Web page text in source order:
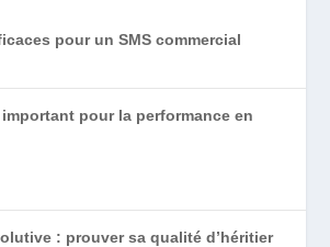
pour la performance en
: prouver sa qualité d’héritier